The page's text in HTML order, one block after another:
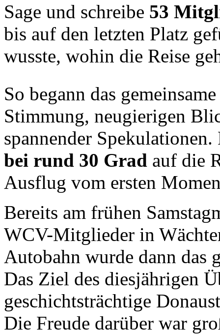
Sage und schreibe 53
bis auf den letzten Platz
wusste, wohin die Reise
So begann das
Stimmung, neugierigen
spannender
bei rund 30 Grad auf die
Ausflug vom ersten
Bereits am frühen
WCV-Mitglieder in
Autobahn wurde dann das
Das Ziel des diesjährigen
geschichtsträchtige
Die Freude darüber war